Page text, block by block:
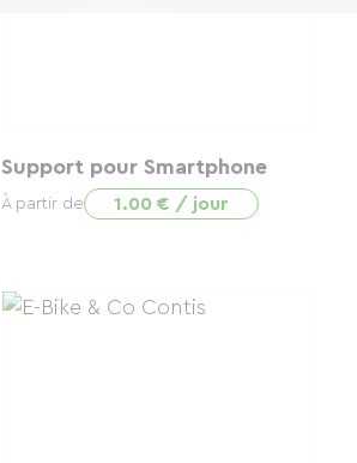
Support pour Smartphone
À partir de 1.00 € / jour